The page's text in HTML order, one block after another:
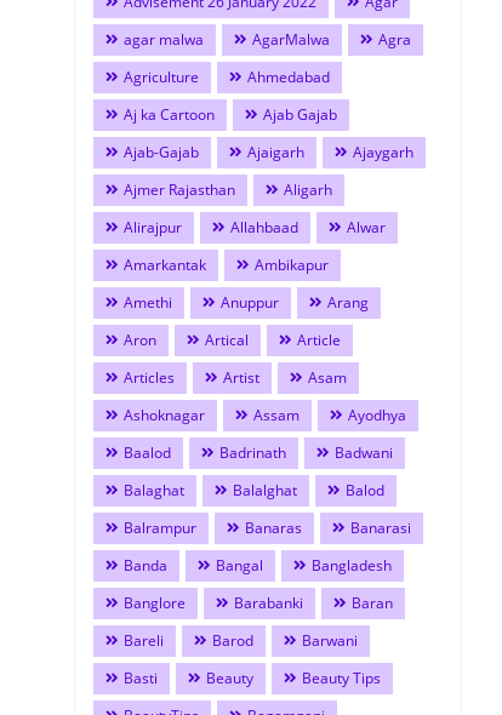
agar malwa
AgarMalwa
Agra
Agriculture
Ahmedabad
Aj ka Cartoon
Ajab Gajab
Ajab-Gajab
Ajaigarh
Ajaygarh
Ajmer Rajasthan
Aligarh
Alirajpur
Allahbaad
Alwar
Amarkantak
Ambikapur
Amethi
Anuppur
Arang
Aron
Artical
Article
Articles
Artist
Asam
Ashoknagar
Assam
Ayodhya
Baalod
Badrinath
Badwani
Balaghat
Balalghat
Balod
Balrampur
Banaras
Banarasi
Banda
Bangal
Bangladesh
Banglore
Barabanki
Baran
Bareli
Barod
Barwani
Basti
Beauty
Beauty Tips